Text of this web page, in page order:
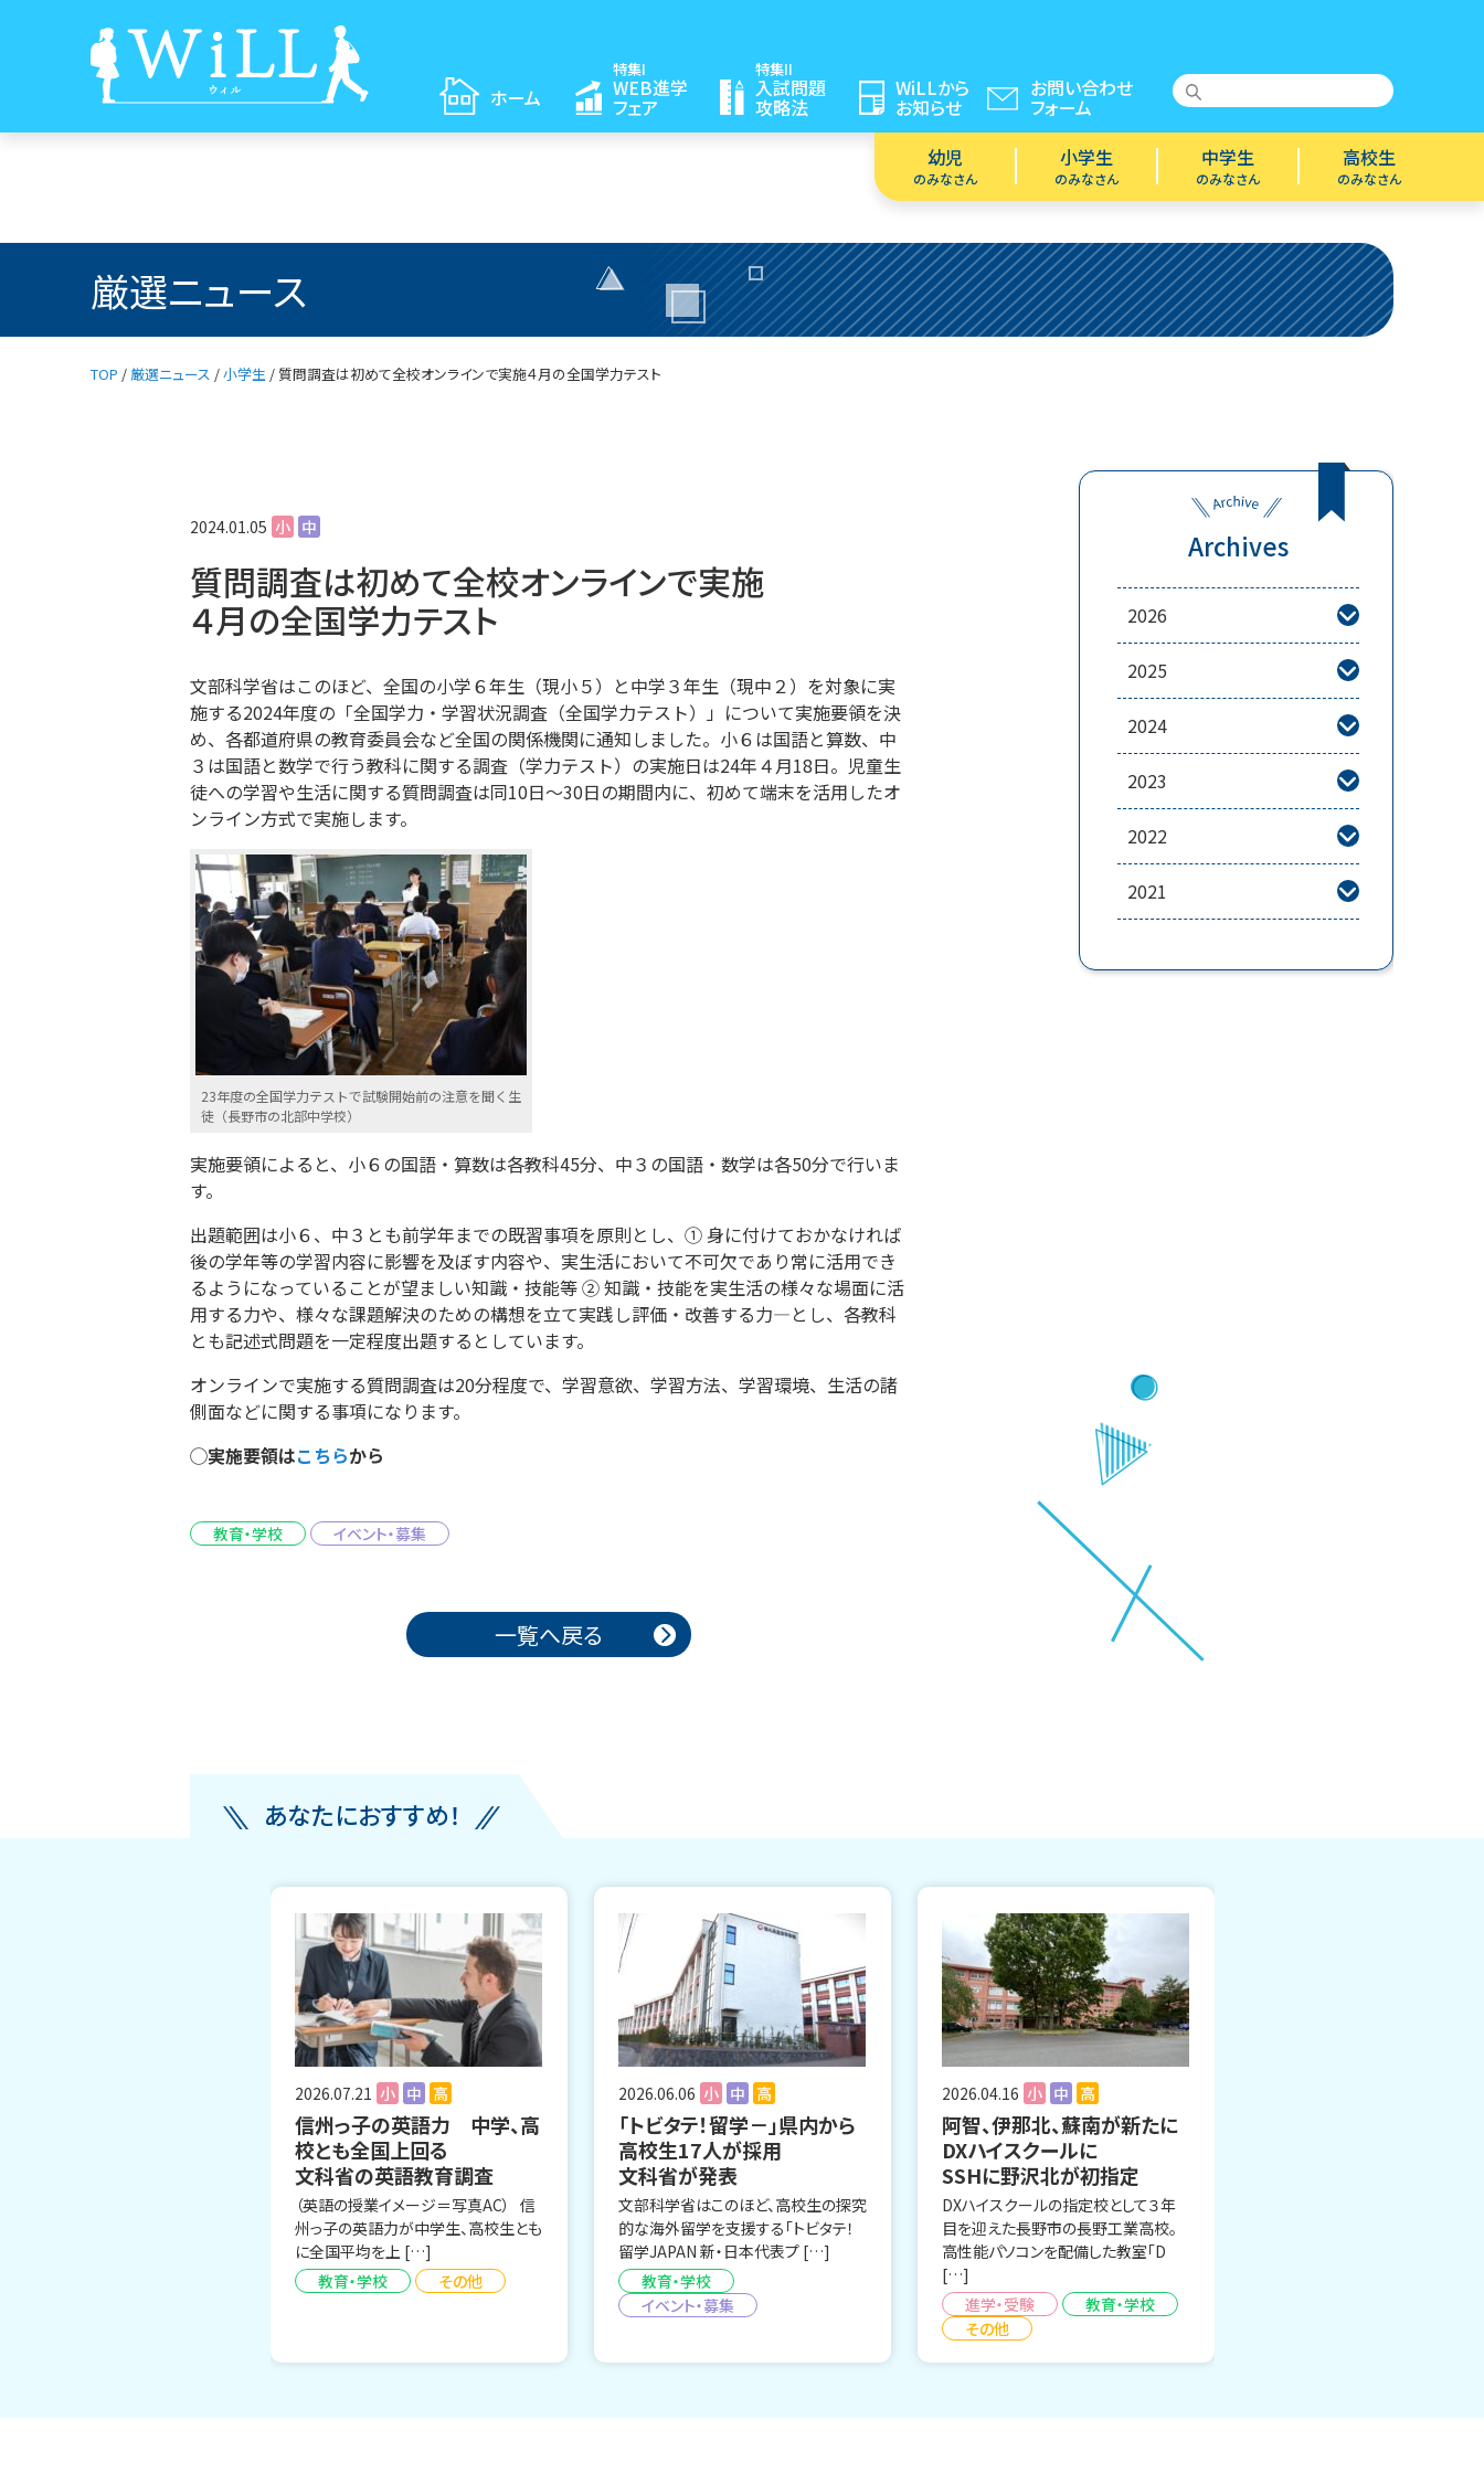
ホーム
幼児
のみなさん
小学生
のみなさん
中学生
のみなさん
高校生
のみなさん
特集I
WEB進学
フェア
特集II
入試問題
攻略法
WiLLから
お知らせ
お問い合わせ
フォーム
厳選ニュース
TOP / 厳選ニュース /小学生 /質問調査は初めて全校オンラインで実施４月の全国学力テスト
Archives
2026 
2025 
2024 
2023 
2022 
2021 
2024.01.05 小 中
質問調査は初めて全校オンラインで実施
４月の全国学力テスト
文部科学省はこのほど、全国の小学６年生（現小５）と中学３年生（現中２）を対象に実
施する2024年度の「全国学力・学習状況調査（全国学力テスト）」について実施要領を決
め、各都道府県の教育委員会など全国の関係機関に通知しました。小６は国語と算数、中
３は国語と数学で行う教科に関する調査（学力テスト）の実施日は24年４月18日。児童生
徒への学習や生活に関する質問調査は同10日～30日の期間内に、初めて端末を活用したオ
ンライン方式で実施します。
23年度の全国学力テストで試験開始前の注意を聞く生
徒（長野市の北部中学校）
実施要領によると、小６の国語・算数は各教科45分、中３の国語・数学は各50分で行いま
す。
出題範囲は小６、中３とも前学年までの既習事項を原則とし、① 身に付けておかなければ
後の学年等の学習内容に影響を及ぼす内容や、実生活において不可欠であり常に活用でき
るようになっていることが望ましい知識・技能等 ② 知識・技能を実生活の様々な場面に活
用する力や、様々な課題解決のための構想を立て実践し評価・改善する力―とし、各教科
とも記述式問題を一定程度出題するとしています。
オンラインで実施する質問調査は20分程度で、学習意欲、学習方法、学習環境、生活の諸
側面などに関する事項になります。
◯実施要領はこちらから
教育・学校 イベント・募集
一覧へ戻る
あなたにおすすめ！
2026.07.21 小 中 高
信州っ子の英語力 中学、高
校とも全国上回る
文科省の英語教育調査
（英語の授業イメージ＝写真AC） 信
州っ子の英語力が中学生、高校生とも
に全国平均を上 […]
教育・学校
その他
2026.06.06 小 中 高
「トビタテ！留学－」県内から
高校生17人が採用
文科省が発表
文部科学省はこのほど、高校生の探究
的な海外留学を支援する「トビタテ！
留学JAPAN 新・日本代表プ […]
教育・学校
イベント・募集
2026.04.16 小 中 高
阿智、伊那北、蘇南が新たに
DXハイスクールに
SSHに野沢北が初指定
DXハイスクールの指定校として３年
目を迎えた長野市の長野工業高校。
高性能パソコンを配備した教室「D
[…]
進学・受験
教育・学校
その他